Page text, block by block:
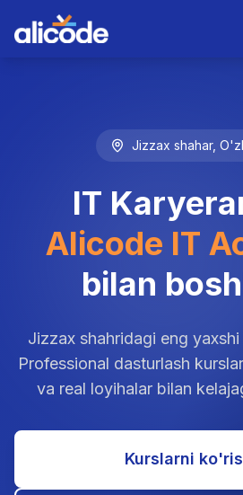
Jizzax shahar,
IT
Alicode IT
bilan
Jizzax shahridagi eng
Professional dasturlash
va real loyihalar bilan
Kurslarni